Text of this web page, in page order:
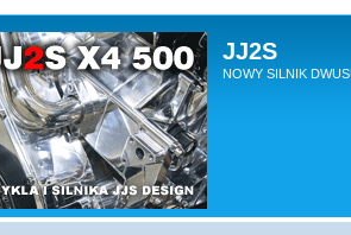
JJ2S
NOWY SILNIK